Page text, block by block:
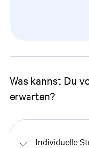
Was kannst Du
erwarten?
Individuelle